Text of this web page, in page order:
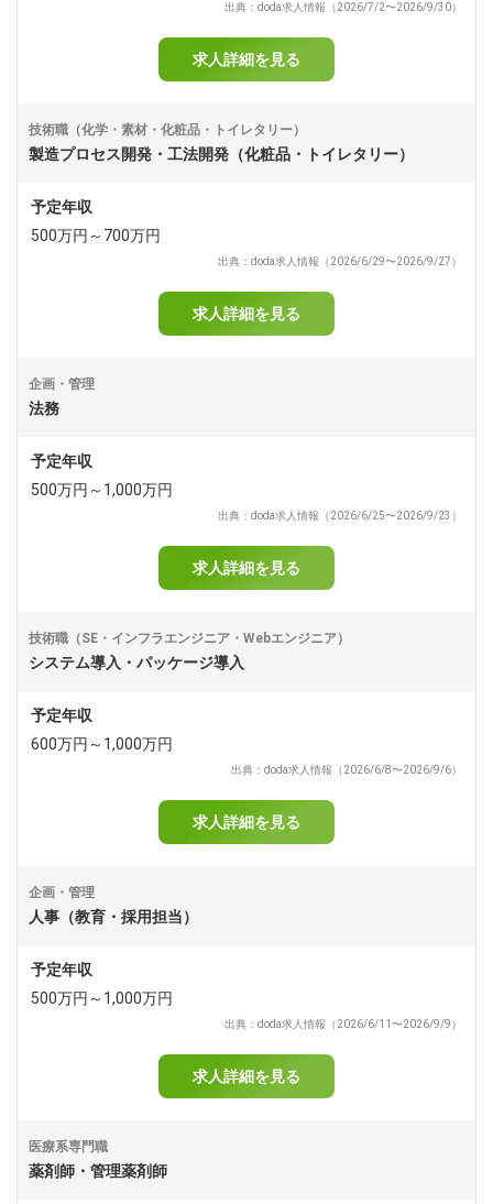
出典：doda求人情報（2026/7/2〜2026/9/30）
求人詳細を見る
技術職（化学・素材・化粧品・トイレタリー）
製造プロセス開発・工法開発（化粧品・トイレタリー）
予定年収
500万円～700万円
出典：doda求人情報（2026/6/29〜2026/9/27）
求人詳細を見る
企画・管理
法務
予定年収
500万円～1,000万円
出典：doda求人情報（2026/6/25〜2026/9/23）
求人詳細を見る
技術職（SE・インフラエンジニア・Webエンジニア）
システム導入・パッケージ導入
予定年収
600万円～1,000万円
出典：doda求人情報（2026/6/8〜2026/9/6）
求人詳細を見る
企画・管理
人事（教育・採用担当）
予定年収
500万円～1,000万円
出典：doda求人情報（2026/6/11〜2026/9/9）
求人詳細を見る
医療系専門職
薬剤師・管理薬剤師